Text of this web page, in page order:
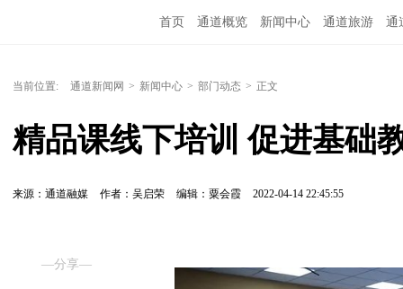
首页 通道概览 新闻中心 通道旅游 通
当前位置: 通道新闻网 > 新闻中心 > 部门动态 > 正文
精品课线下培训 促进基础
来源：通道融媒 作者：吴启荣 编辑：粟会霞 2022-04-14 22:45:55
—分享—